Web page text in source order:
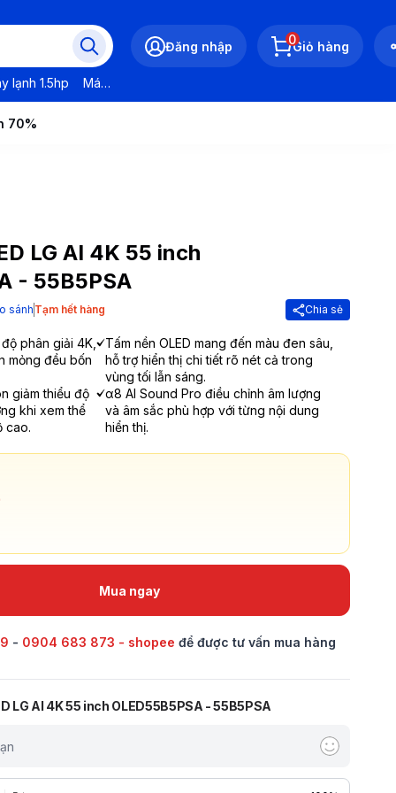
lạnh 1.5hp Máy lạnh LG
Đăng nhập 0Giỏ hàng
70%
LG AI 4K 55 inch
- 55B5PSA
sánh Tạm hết hàng Chia sẻ
phân giải 4K,
mỏng đều bốn
Tấm nền OLED mang đến màu đen sâu,
hỗ trợ hiển thị chi tiết rõ nét cả trong
vùng tối lẫn sáng.
giảm thiểu độ
khi xem thể
cao.
α8 AI Sound Pro điều chỉnh âm lượng
và âm sắc phù hợp với từng nội dung
hiển thị.
Mua ngay
- 0904 683 873 - shopee để được tư vấn mua hàng
LG AI 4K 55 inch OLED55B5PSA - 55B5PSA